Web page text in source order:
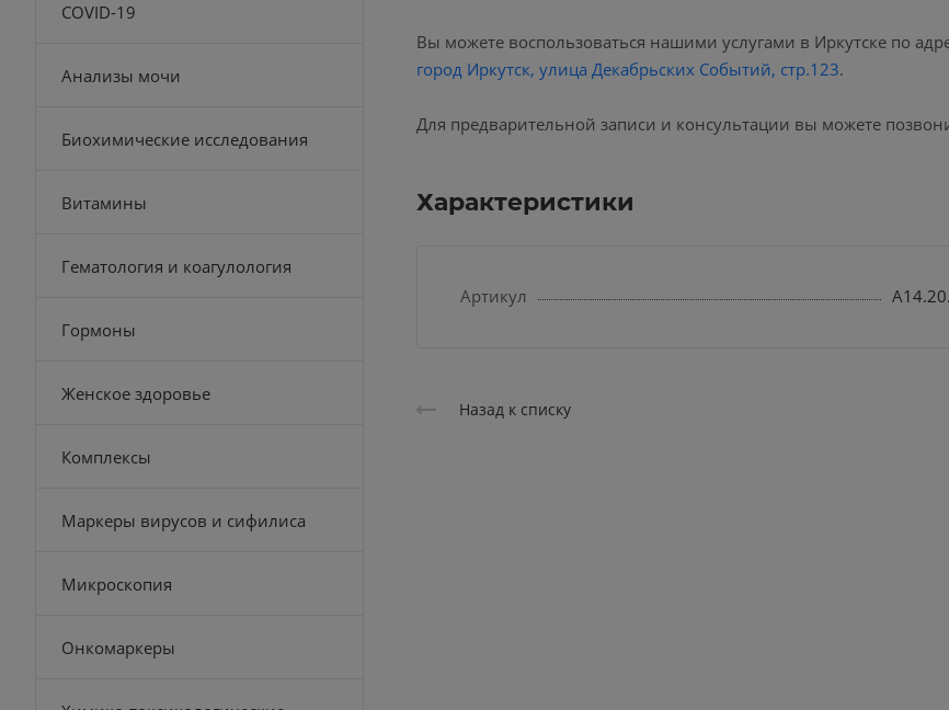
Вы можете воспользоваться нашими услугами в Иркутске по
город Иркутск, улица Декабрьских Событий, стр.123.
Для предварительной записи и консультации вы можете
Характеристики
Артикул
Назад к списку
COVID-19
Анализы мочи
Биохимические исследования
Витамины
Гематология и коагулология
Гормоны
Женское здоровье
Комплексы
Маркеры вирусов и сифилиса
Микроскопия
Онкомаркеры